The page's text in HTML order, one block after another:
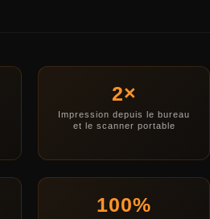
2×
Impression depuis le bureau
et le scanner portable
100%